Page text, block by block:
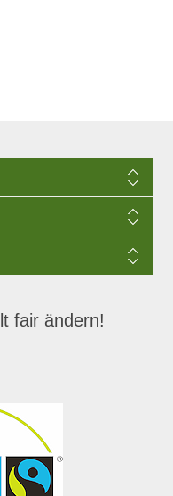
fair ändern!